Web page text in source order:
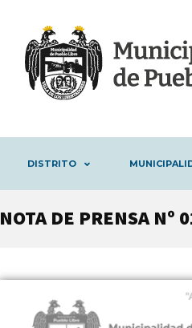
DISTRITO
NOTA DE PRENSA Nº